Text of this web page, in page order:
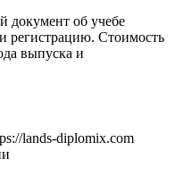
документ об учебе
регистрацию. Стоимость
выпуска и
lands-diplomix.com